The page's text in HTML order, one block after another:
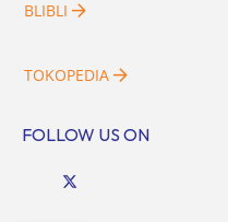
BLIBLI
TOKOPEDIA
FOLLOW US ON